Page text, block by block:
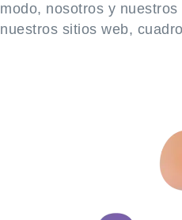
modo, nosotros y
nuestros sitios web,